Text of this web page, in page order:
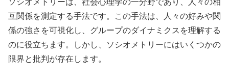
ソシオメトリーは、社会心理学の一分野であり、人々の相
互関係を測定する手法です。この手法は、人々の好みや関
係の強さを可視化し、グループのダイナミクスを理解する
のに役立ちます。しかし、ソシオメトリーにはいくつかの
限界と批判が存在します。